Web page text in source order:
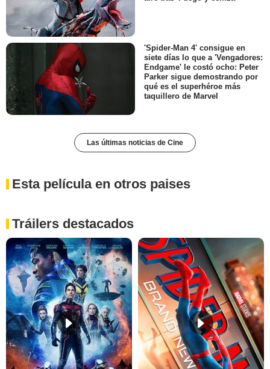
'Spider-Man 4' consigue en
siete días lo que a 'Vengadores:
Endgame' le costó ocho: Peter
Parker sigue demostrando por
qué es el superhéroe más
taquillero de Marvel
Las últimas noticias de Cine
Esta película en otros paises
Tráilers destacados